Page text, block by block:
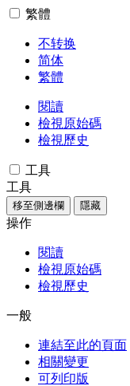
繁體
不转换
简体
繁體
閱讀
檢視原始碼
檢視歷史
工具
工具
移至側邊欄 隱藏
操作
閱讀
檢視原始碼
檢視歷史
一般
連結至此的頁面
相關變更
可列印版